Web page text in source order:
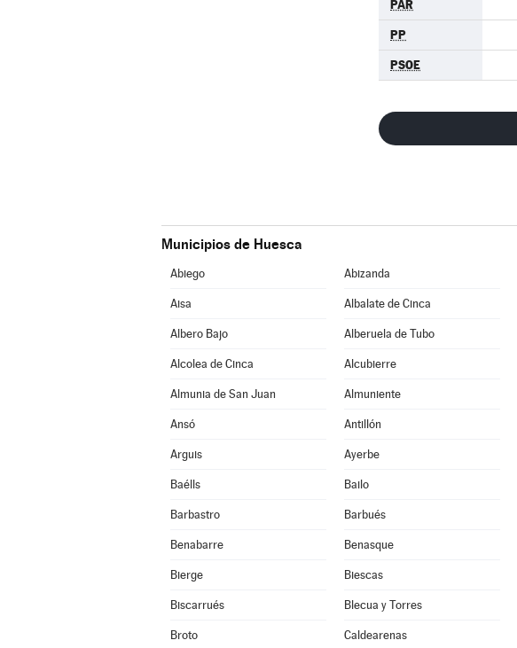
PAR
PP
PSOE
Municipios de Huesca
Abiego Abizanda
Aisa Albalate de Cinca
Albero Bajo Alberuela de Tubo
Alcolea de Cinca Alcubierre
Almunia de San Juan Almuniente
Ansó Antillón
Arguis Ayerbe
Baélls Bailo
Barbastro Barbués
Benabarre Benasque
Bierge Biescas
Biscarrués Blecua y Torres
Broto Caldearenas